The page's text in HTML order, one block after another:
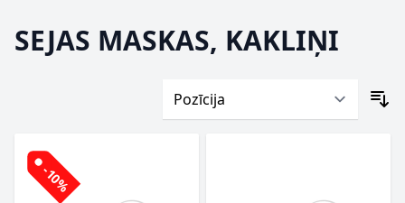
SEJAS MASKAS, KAKLIŅI
-10%